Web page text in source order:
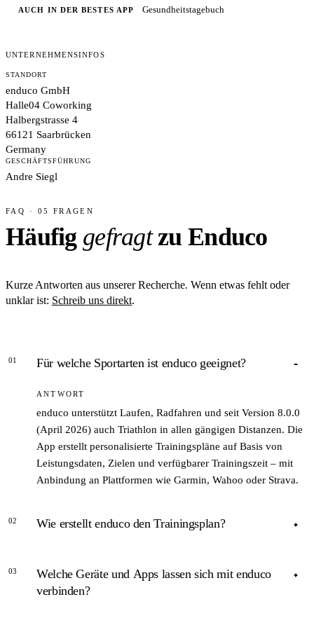
AUCH IN DER BESTES APP Gesundheitstagebuch
UNTERNEHMENSINFOS
STANDORT
enduco GmbH
Halle04 Coworking
Halbergstrasse 4
66121 Saarbrücken
Germany
GESCHÄFTSFÜHRUNG
Andre Siegl
FAQ · 05 FRAGEN
Häufig gefragtzu Enduco
Kurze Antworten aus unserer Recherche. Wenn etwas fehlt oder
unklar ist: Schreib uns direkt.
01 Für welche Sportarten ist enduco geeignet?
ANTWORT
enduco unterstützt Laufen, Radfahren und seit Version 8.0.0
(April 2026) auch Triathlon in allen gängigen Distanzen. Die
App erstellt personalisierte Trainingspläne auf Basis von
Leistungsdaten, Zielen und verfügbarer Trainingszeit – mit
Anbindung an Plattformen wie Garmin, Wahoo oder Strava.
02 Wie erstellt enduco den Trainingsplan?
enduco analysiert beim Onboarding Trainingsziele,
verfügbare Wochenstunden und historische Leistungsdaten.
03
Welche Geräte und Apps lassen sich mit enduco
verbinden?